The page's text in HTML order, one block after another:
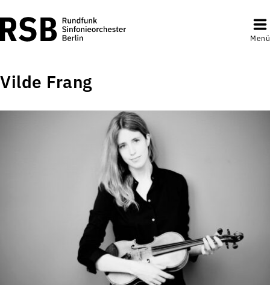
Menü
Vilde Frang